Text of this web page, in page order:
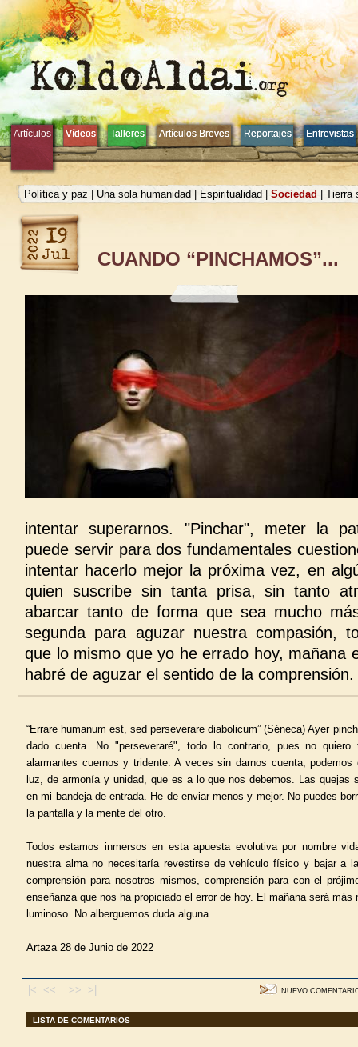
Artículos Vídeos Talleres Artículos Breves Reportajes Entrevistas
Artículos Vídeos Talleres Artículos Breves Reportajes Entrevistas
Política y paz Una sola humanidad Espiritualidad Sociedad Tierra
CUANDO “PINCHAMOS”...
intentar superarnos. "Pinchar", meter la
puede servir para dos fundamentales
intentar hacerlo mejor la próxima vez, en
quien suscribe sin tanta prisa, sin tanto
abarcar tanto de forma que sea mucho
segunda para aguzar nuestra compasión,
que lo mismo que yo he errado hoy, mañana
habré de aguzar el sentido de la comprensión.
“Errare humanum est, sed perseverare diabolicum” (Séneca) Ayer
dado cuenta. No "perseveraré", todo lo contrario, pues no
alarmantes cuernos y tridente. A veces sin darnos cuenta, podemos
luz, de armonía y unidad, que es a lo que nos debemos. Las quejas
en mi bandeja de entrada. He de enviar menos y mejor. No puedes
la pantalla y la mente del otro.
Todos estamos inmersos en esta apuesta evolutiva por nombre
nuestra alma no necesitaría revestirse de vehículo físico y bajar a
comprensión para nosotros mismos, comprensión para con el
enseñanza que nos ha propiciado el error de hoy. El mañana será más
luminoso. No alberguemos duda alguna.
Artaza 28 de Junio de 2022
|< << >> >| NUEVO
LISTA DE COMENTARIOS